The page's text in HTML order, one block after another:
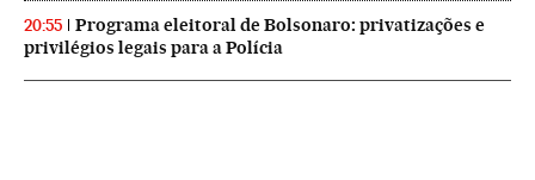
20:55
Programa eleitoral de Bolsonaro: privatizações e
privilégios legais para a Polícia